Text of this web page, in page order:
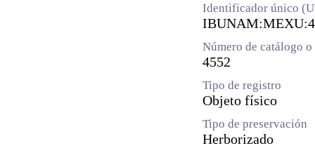
Identificador único
Número de catálogo
4552
Tipo de registro
Objeto físico
Tipo de preservación
Herborizado